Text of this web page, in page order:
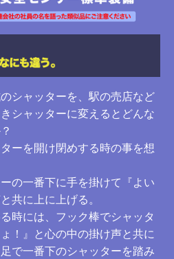
シャッターを、駅の売店など
シャッターに変えるとどんな
ーを開け閉めする時の事を想
の一番下に手を掛けて『よい
共に上に上げる。
時には、フック棒でシャッタ
！』と心の中の掛け声と共に
で一番下のシャッターを踏み